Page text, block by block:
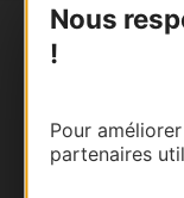
Nous
!
Pour
partenaires